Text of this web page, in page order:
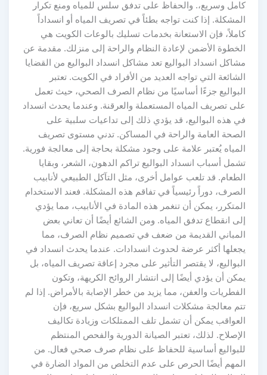
كامل وسريع،. والحفاظ على تدفق سلس للمياه ومنع تكرار
المشكلة. إذا كنت تواجه بطئاً في تصريف المياه أو انسداداً
كاملاً، فإن الاستعانة بخدمات تسليك بالوعات الكويت هي
الخطوة الأضمن لإعادة النظام والراحة إلى منزلك. مقدمة عن
مشاكل انسداد البواليع تعد مشاكل انسداد البواليع من القضايا
الشائعة التي تواجه العديد من الأفراد في الكويت. تعتبر
البواليع جزءًا أساسيًا من نظام الصرف الصحي، حيث تعمل
على تصريف المياه المستعملة والعرقنة. وعندما يحدث انسداد
في هذه البواليع، قد يؤدي ذلك إلى تداعيات سلبية على
الصحة العامة والراحة في المساكن. تدني مستوى تصريف
المياه يُعتبر علامة على وجود مشكلة بحاجة إلى معالجة فورية.
تشمل أسباب انسداد البواليع تراكم الدهون، الشعر، وبقايا
الطعام. قد تلعب عوامل أخرى، مثل التآكل الطبيعي لأنابيب
الصرف، دوراً رئيسياً في تفاقم هذه المشكلة. فعند الاستخدام
المتكرر، يمكن أن تنغمر هذه المادة في الأنابيب، مما يؤدي
إلى انقطاع تدفق المياه. ومن الشائع أيضًا أن تعاني بعض
المباني القديمة من ضعف في تصميم نظام الصرف، مما
يجعلها أكثر عرضة لحدوث انسدادات. عندما يحدث انسداد في
البواليع، لا يقتصر التأثير على مجرد إعاقة تصريف المياه، بل
يمكن أن يؤدي أيضًا إلى انتشار الروائح الكريهة، وتكون
الفطريات والعفن، مما يزيد من خطر الإصابة بالأمراض. إذا لم
تتم معالجة مشكلات انسداد البواليع بشكل سريع، فإن
العواقب يمكن أن تشمل تلف الممتلكات وزيادة تكاليف
الإصلاح. لذلك، تعتبر الصيانة الدورية والفحص المنتظم
للبواليع أساسية للحفاظ على نظام صرف صحي فعال. من
المهم أيضًا الحرص على عدم التخلص من المواد الضارة في